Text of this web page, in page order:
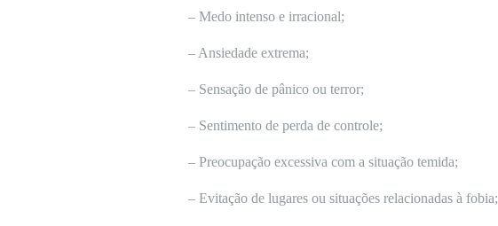
– Medo intenso e irracional;
– Ansiedade extrema;
– Sensação de pânico ou terror;
– Sentimento de perda de controle;
– Preocupação excessiva com a situação temida;
– Evitação de lugares ou situações relacionadas à fobia;